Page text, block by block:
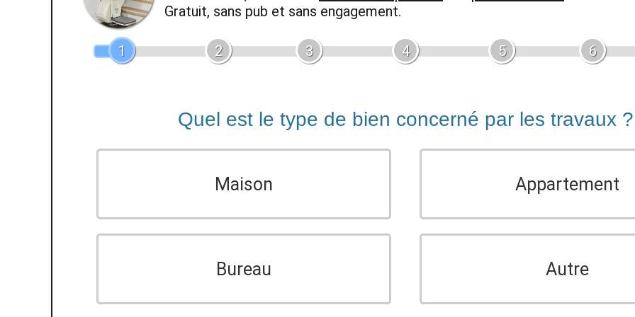
Gratuit, sans pub et sans engagement.
1 2 3 4 5 6
Quel est le type de bien concerné par les travaux ?
Maison Appartement
Bureau Autre